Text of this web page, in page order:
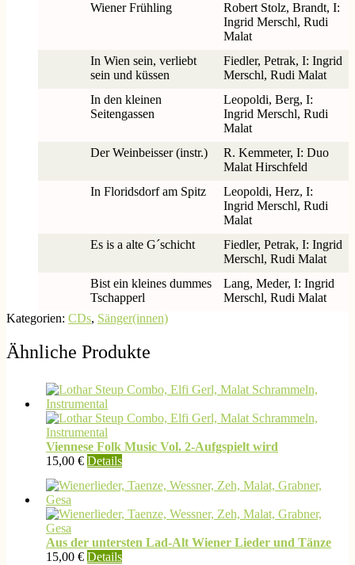
Wiener Frühling
Robert Stolz, Brandt, I:
Ingrid Merschl, Rudi
Malat
In Wien sein, verliebt
sein und küssen
Fiedler, Petrak, I: Ingrid
Merschl, Rudi Malat
In den kleinen
Seitengassen
Leopoldi, Berg, I:
Ingrid Merschl, Rudi
Malat
Der Weinbeisser (instr.)
R. Kemmeter, I: Duo
Malat Hirschfeld
In Floridsdorf am Spitz
Leopoldi, Herz, I:
Ingrid Merschl, Rudi
Malat
Es is a alte G´schicht
Fiedler, Petrak, I: Ingrid
Merschl, Rudi Malat
Bist ein kleines dummes
Tschapperl
Lang, Meder, I: Ingrid
Merschl, Rudi Malat
Kategorien: CDs, Sänger(innen)
Ähnliche Produkte
Viennese Folk Music Vol. 2-Aufgspielt wird
15,00 € Details
Aus der untersten Lad-Alt Wiener Lieder und Tänze
15,00 € Details